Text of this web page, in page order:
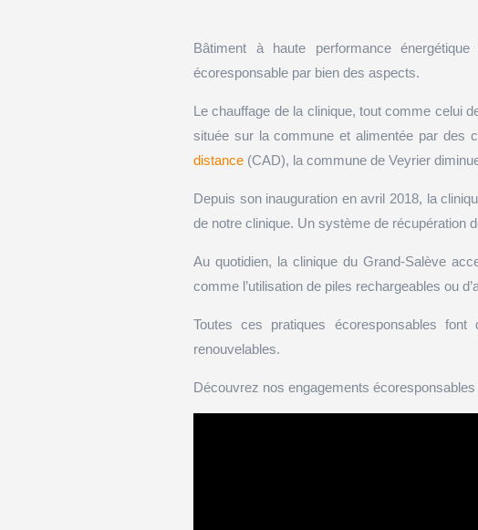
Bâtiment à haute performance
écoresponsable par bien des aspects.
Le chauffage de la clinique, tout comme celui
située sur la commune et alimentée par des
distance (CAD), la commune de Veyrier
Depuis son inauguration en avril 2018, la
de notre clinique. Un système de récupération
Au quotidien, la clinique du Grand-Salève
comme l’utilisation de piles rechargeables ou
Toutes ces pratiques écoresponsables
renouvelables.
Découvrez nos engagements